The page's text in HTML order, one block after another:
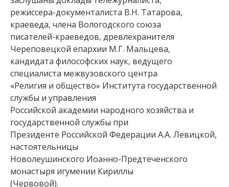
режиссера-документалиста В.Н. Татарова,
краеведа, члена Вологодского союза
писателей-краеведов, древлехранителя
Череповецкой епархии М.Г. Мальцева,
кандидата философских наук, ведущего
специалиста межвузовского центра
«Религия и общество» Института государственной
службы и управления
Российской академии народного хозяйства и
государственной службы при
Президенте Российской Федерации А.А. Левицкой,
настоятельницы
Новолеушинского Иоанно-Предтеченского
монастыря игумении Кириллы
(Червовой).